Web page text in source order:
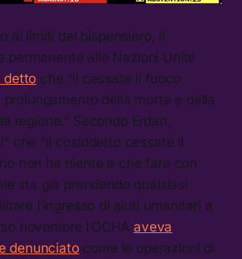
ai limiti del bispensiero, il
permanente alle Nazioni Unite
detto che “il cessate il fuoco
della morte e della
regione.” Secondo Erdan,
che “il cosiddetto cessate il
non ha niente a che fare con
sta già prendendo qualsiasi
l’ingresso di aiuti umanitari a
novembre l’OCHAaveva
denunciatocome le operazioni di